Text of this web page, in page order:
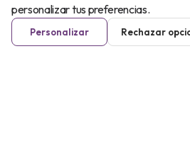
personalizar tus preferencias.
Personalizar Rechazar